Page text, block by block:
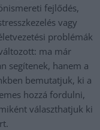
fejlődés,
vagy
problémák
ma már
segítenek, hanem a
bemutatjuk, ki a
hozzá fordulni,
választhatjuk ki